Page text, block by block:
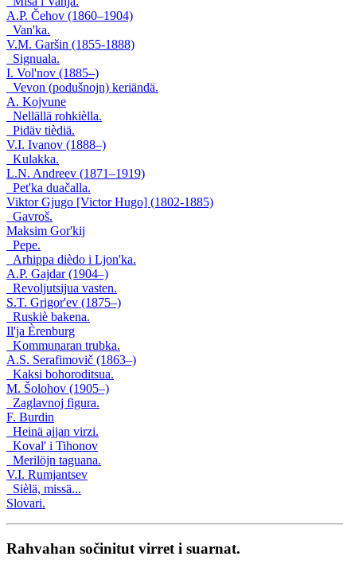
A.P. Čehov (1860–1904)
Van'ka.
V.M. Garšin (1855-1888)
Signuala.
I. Vol'nov (1885–)
Vevon (podušnojn) keriändä.
A. Kojvune
Nellällä rohkièlla.
Pidäv tièdiä.
V.I. Ivanov (1888–)
Kulakka.
L.N. Andreev (1871–1919)
Pet'ka duačalla.
Viktor Gjugo [Victor Hugo] (1802-1885)
Gavroš.
Maksim Gor'kij
Pepe.
Arhippa dièdo i Ljon'ka.
A.P. Gajdar (1904–)
Revoljutsijua vasten.
S.T. Grigor'ev (1875–)
Ruskiè bakena.
Il'ja Èrenburg
Kommunaran trubka.
A.S. Serafimovič (1863–)
Kaksi bohoroditsua.
M. Šolohov (1905–)
Zaglavnoj figura.
F. Burdin
Heinä ajjan virzi.
Koval' i Tihonov
Merilöjn taguana.
V.I. Rumjantsev
Sièlä, missä...
Slovari.
Rahvahan sočinitut virret i suarnat.